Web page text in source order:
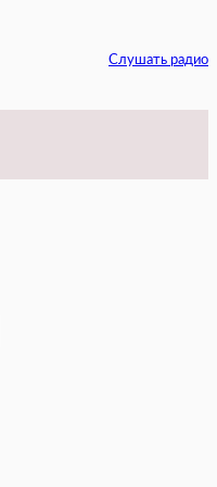
Слушать радио